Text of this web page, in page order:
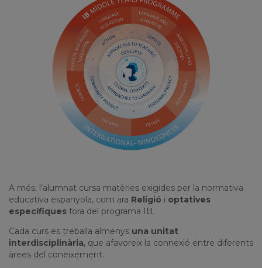
A més, l’alumnat cursa matèries exigides per la normativa
educativa espanyola, com ara Religió i optatives
específiques fora del programa IB.
Cada curs es treballa almenys una unitat
interdisciplinària, que afavoreix la connexió entre diferents
àrees del coneixement.